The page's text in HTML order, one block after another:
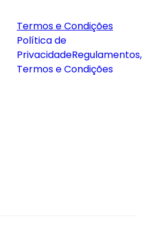
Termos e Condições
Política de
PrivacidadeRegulamentos,
Termos e Condições